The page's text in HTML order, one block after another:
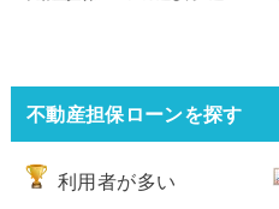
不動産担保ローンを探す
利用者が多い